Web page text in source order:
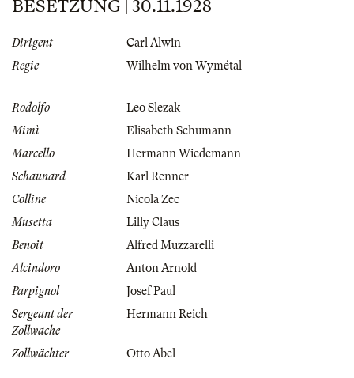
BESETZUNG | 30.11.1928
Dirigent
Carl Alwin
Regie
Wilhelm von Wymétal
Rodolfo
Leo Slezak
Mimì
Elisabeth Schumann
Marcello
Hermann Wiedemann
Schaunard
Karl Renner
Colline
Nicola Zec
Musetta
Lilly Claus
Benoit
Alfred Muzzarelli
Alcindoro
Anton Arnold
Parpignol
Josef Paul
Sergeant der
Zollwache
Hermann Reich
Zollwächter Otto Abel